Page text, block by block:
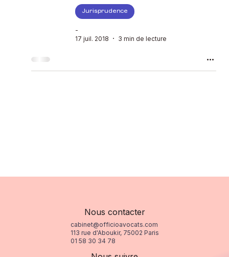
Jurisprudence
-
17 juil. 2018
3 min de lecture
Nous contacter
cabinet@officioavocats.com
113 rue d'Aboukir, 75002 Paris
01 58 30 34 78